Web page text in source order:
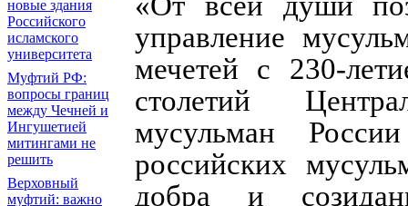
новые здания
Российского
исламского
университета
Муфтий РФ:
вопросы границ
между Чечней и
Ингушетией
митингами не
решить
Верховный
муфтий: важно
управление
мечетей с 230-
столетий
мусульман
российских
добра и